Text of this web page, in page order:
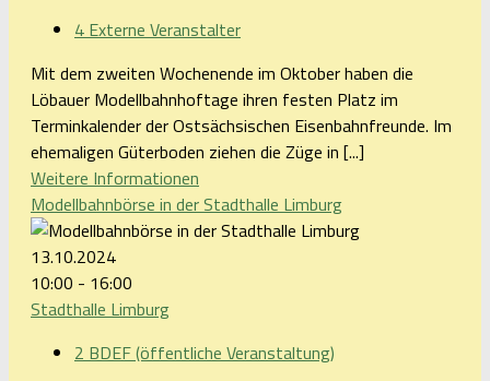
4 Externe Veranstalter
Mit dem zweiten Wochenende im Oktober haben die
Löbauer Modellbahnhoftage ihren festen Platz im
Terminkalender der Ostsächsischen Eisenbahnfreunde. Im
ehemaligen Güterboden ziehen die Züge in [...]
Weitere Informationen
Modellbahnbörse in der Stadthalle Limburg
13.10.2024
10:00 - 16:00
Stadthalle Limburg
2 BDEF (öffentliche Veranstaltung)